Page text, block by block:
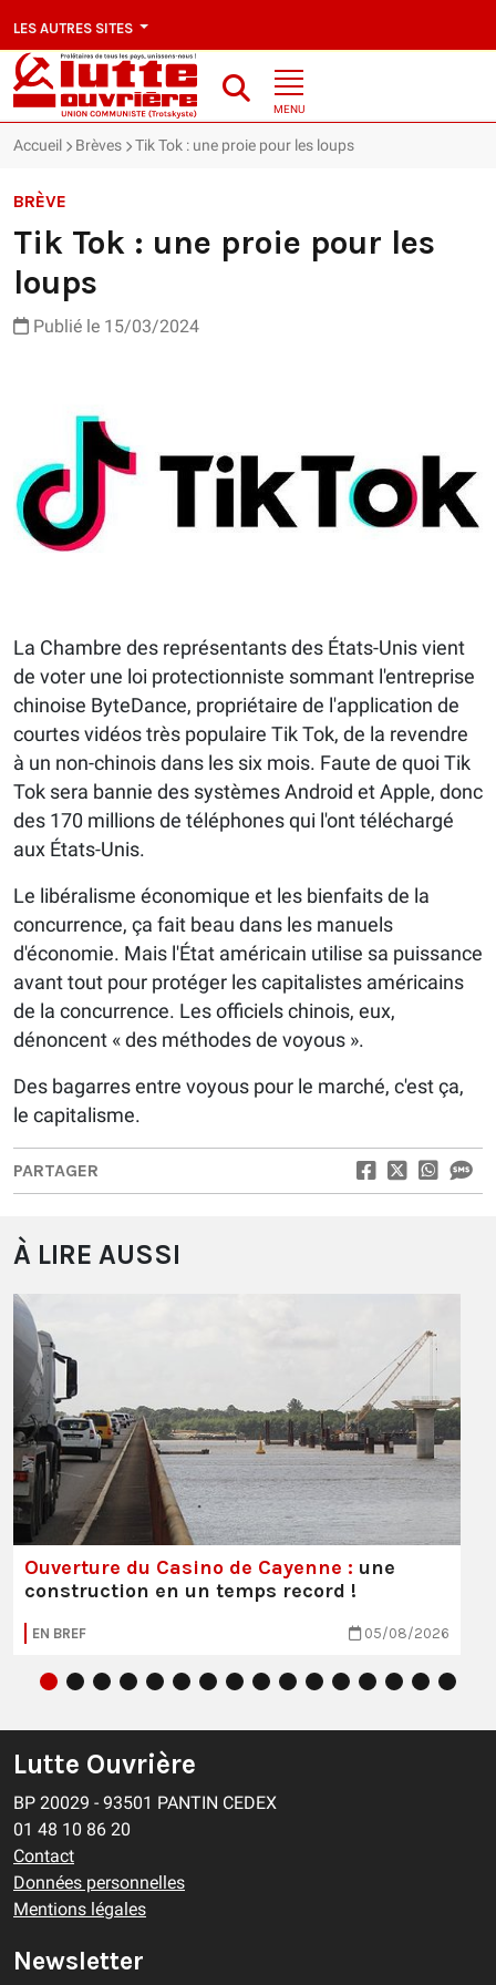
LES AUTRES SITES
MENU
Accueil Brèves Tik Tok : une proie pour les loups
BRÈVE
Tik Tok : une proie pour les
loups
Publié le 15/03/2024
La Chambre des représentants des États-Unis vient
de voter une loi protectionniste sommant l'entreprise
chinoise ByteDance, propriétaire de l'application de
courtes vidéos très populaire Tik Tok, de la revendre
à un non-chinois dans les six mois. Faute de quoi Tik
Tok sera bannie des systèmes Android et Apple, donc
des 170 millions de téléphones qui l'ont téléchargé
aux États-Unis.
Le libéralisme économique et les bienfaits de la
concurrence, ça fait beau dans les manuels
d'économie. Mais l'État américain utilise sa puissance
avant tout pour protéger les capitalistes américains
de la concurrence. Les officiels chinois, eux,
dénoncent « des méthodes de voyous ».
Des bagarres entre voyous pour le marché, c'est ça,
le capitalisme.
PARTAGER
À LIRE AUSSI
Ouverture du Casino de Cayenne : une
construction en un temps record !
EN BREF 05/08/2026
Lutte Ouvrière
BP 20029 - 93501 PANTIN CEDEX
01 48 10 86 20
Contact
Données personnelles
Mentions légales
Newsletter